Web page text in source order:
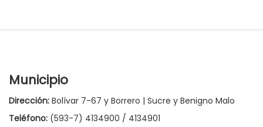
Municipio
Dirección: Bolívar 7-67 y Borrero | Sucre y Benigno Malo
Teléfono: (593-7) 4134900 / 4134901